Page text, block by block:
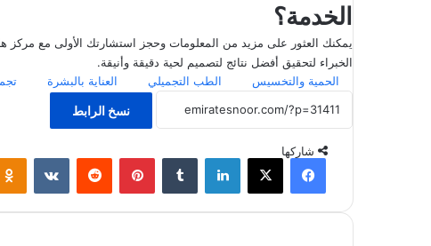
الخدمة؟
الخبراء لتحقيق أفضل نتائج لتصميم لحية دقيقة وأنيقة.
الحمية والتخسيس
الطب التجميلي العناية بالبشرة
نسخ الرابط
شاركها
فيسبوك لينكدإن بينتيريست